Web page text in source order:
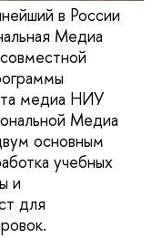
в России
Медиа
медиа НИУ
Медиа
основным
учебных
и
для